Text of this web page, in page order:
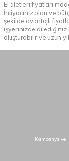
El aletleri fiyatları
İhtiyacınız olan ve
şekilde avantajlı
işyerinizde dilediğiniz
oluşturabilir ve uzun
Kampanya ve